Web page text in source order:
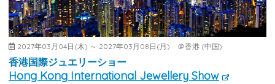
2027年03月04日(木) ～ 2027年03月08日(月) ＠香港 (中国)
香港国際ジュエリーショー
Hong Kong International Jewellery Show